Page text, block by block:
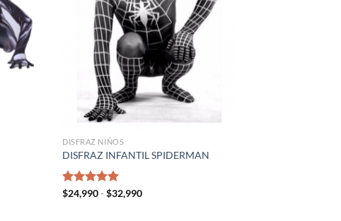
DISFRAZ NIÑOS
DISFRAZ INFANTIL SPIDERMAN
Valorado
$24,990- $32,990Rango